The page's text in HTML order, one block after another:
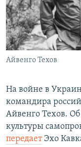
СОЦИАЛЬНЫЕ СЕТИ
Все сайты РСЕ/
Айвенго Техов
На войне в
командира
Айвенго Техов.
культуры
передаетЭхо